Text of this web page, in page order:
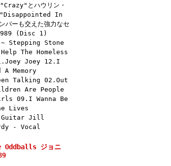
"Crazy"とハウリン・
"Disappointed In
ーも交えた強力なセ
(Disc 1)
Stepping Stone
The Homeless
Joey 12.I
Memory
Talking 02.Out
Are People
09.I Wanna Be
Lives
Guitar Jill
- Vocal
Oddballs ジョニ